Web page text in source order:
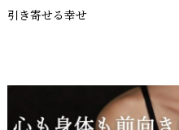
引き寄せる幸せ